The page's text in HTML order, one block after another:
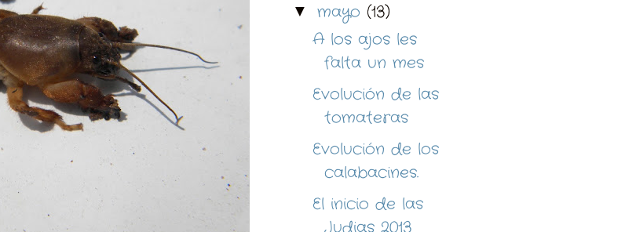
▼ mayo (13)
A los ajos les
falta un mes
Evolución de las
tomateras
Evolución de los
calabacines.
El inicio de las